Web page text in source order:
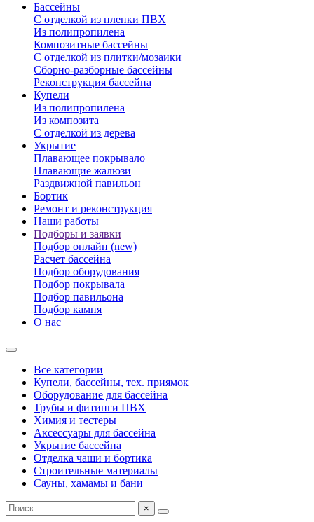
Бассейны
С отделкой из пленки ПВХ
Из полипропилена
Композитные бассейны
С отделкой из плитки/мозаики
Сборно-разборные бассейны
Реконструкция бассейна
Купели
Из полипропилена
Из композита
С отделкой из дерева
Укрытие
Плавающее покрывало
Плавающие жалюзи
Раздвижной павильон
Бортик
Ремонт и реконструкция
Наши работы
Подборы и заявки
Подбор онлайн (new)
Расчет бассейна
Подбор оборудования
Подбор покрывала
Подбор павильона
Подбор камня
О нас
Все категории
Купели, бассейны, тех. приямок
Оборудование для бассейна
Трубы и фитинги ПВХ
Химия и тестеры
Аксессуары для бассейна
Укрытие бассейна
Отделка чаши и бортика
Строительные материалы
Сауны, хамамы и бани
×